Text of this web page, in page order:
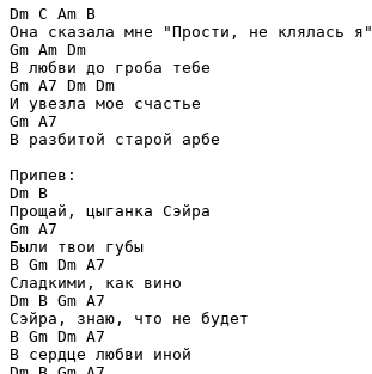
Dm C Am B
Она сказала мне "Прости, не клялась я"
Gm Am Dm
В любви до гроба тебе
Gm A7 Dm Dm
И увезла мое счастье
Gm A7
В разбитой старой арбе
Припев:
Dm B
Прощай, цыганка Сэйра
Gm A7
Были твои губы
B Gm Dm A7
Сладкими, как вино
Dm B Gm A7
Сэйра, знаю, что не будет
B Gm Dm A7
В сердце любви иной